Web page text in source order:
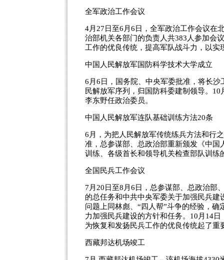
全军政治工作会议
4月27日至6月6日，全军政治工作会议在
治部机关各部门的负责人共383人参加会
工作的优良传统，提高军队战斗力，以实
中国人民解放军国防科学技术大学成立
6月6日，国务院、中央军委批准，将长
民解放军序列，归国防科委建制领导。
李东野任政治委员。
中国人民解放军连队基础训练方法20条
6月，为把人民解放军传统练兵方法和行
准，总参谋部、总政治部重新颁发《中
训练、各级首长和领导机关检查部队训练
全国民兵工作会议
7月20日至8月6日，总参谋部、总政治部
的总任务和中共中央军委关于加强民兵
问题上同林彪、“四人帮”斗争的经验，
力加强民兵建设的方针和任务。10月14
为恢复和发扬民兵工作的优良传统起了
西藏邦达机场竣工